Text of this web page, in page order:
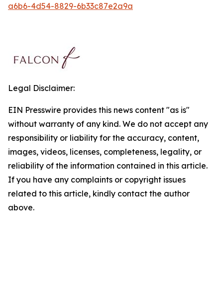
a6b6-4d54-8829-6b33c87e2a9a
Legal Disclaimer:
EIN Presswire provides this news content "as is"
without warranty of any kind. We do not accept any
responsibility or liability for the accuracy, content,
images, videos, licenses, completeness, legality, or
reliability of the information contained in this article.
If you have any complaints or copyright issues
related to this article, kindly contact the author
above.